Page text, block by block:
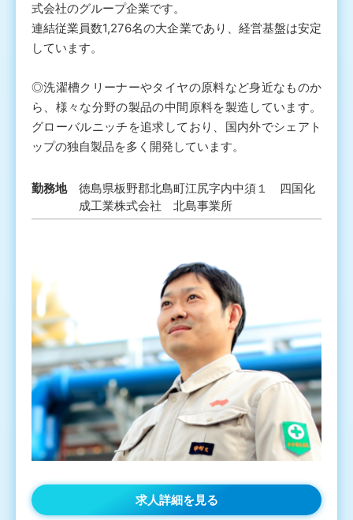
式会社のグループ企業です。
連結従業員数1,276名の大企業であり、経営基盤は安定
しています。
◎洗濯槽クリーナーやタイヤの原料など身近なものか
ら、様々な分野の製品の中間原料を製造しています。
グローバルニッチを追求しており、国内外でシェアト
ップの独自製品を多く開発しています。
勤務地
徳島県板野郡北島町江尻字内中須１ 四国化
成工業株式会社 北島事業所
求人詳細を見る